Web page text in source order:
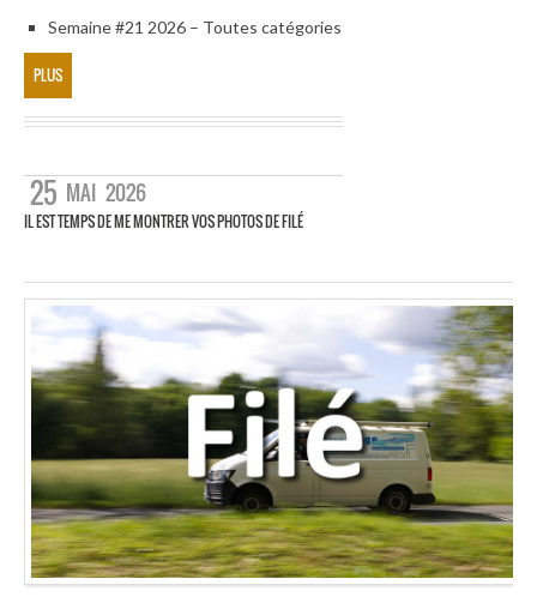
Semaine #21 2026 – Toutes catégories
PLUS
25 MAI 2026
IL EST TEMPS DE ME MONTRER VOS PHOTOS DE FILÉ